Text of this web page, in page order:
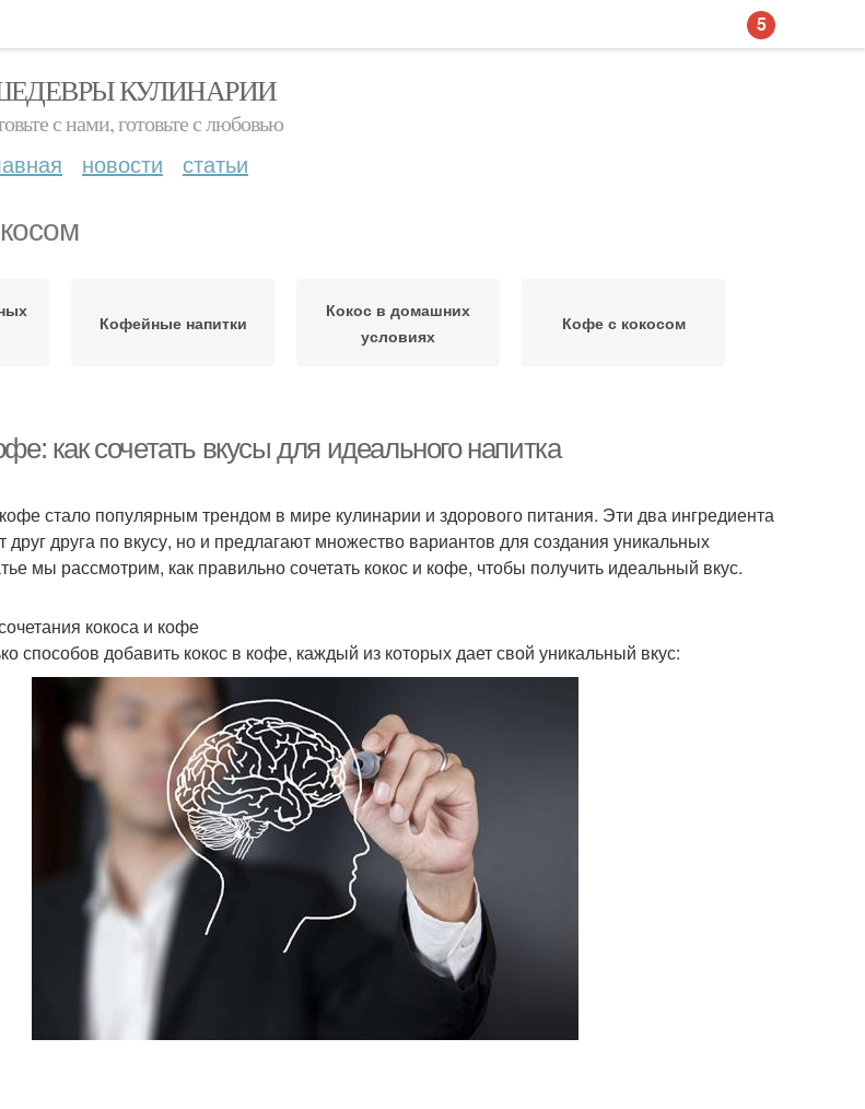
КУЛИНАРИИ
с нами, готовьте с любовью
новости статьи
Кофейные напитки
Кокос в домашних
условиях
Кофе с кокосом
как сочетать вкусы для идеального напитка
стало популярным трендом в мире кулинарии и здорового питания. Эти два ингредиента
друг друга по вкусу, но и предлагают множество вариантов для создания уникальных
мы рассмотрим, как правильно сочетать кокос и кофе, чтобы получить идеальный вкус.
кокоса и кофе
способов добавить кокос в кофе, каждый из которых дает свой уникальный вкус:
5